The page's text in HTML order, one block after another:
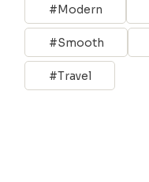
Modern
Smooth
Travel